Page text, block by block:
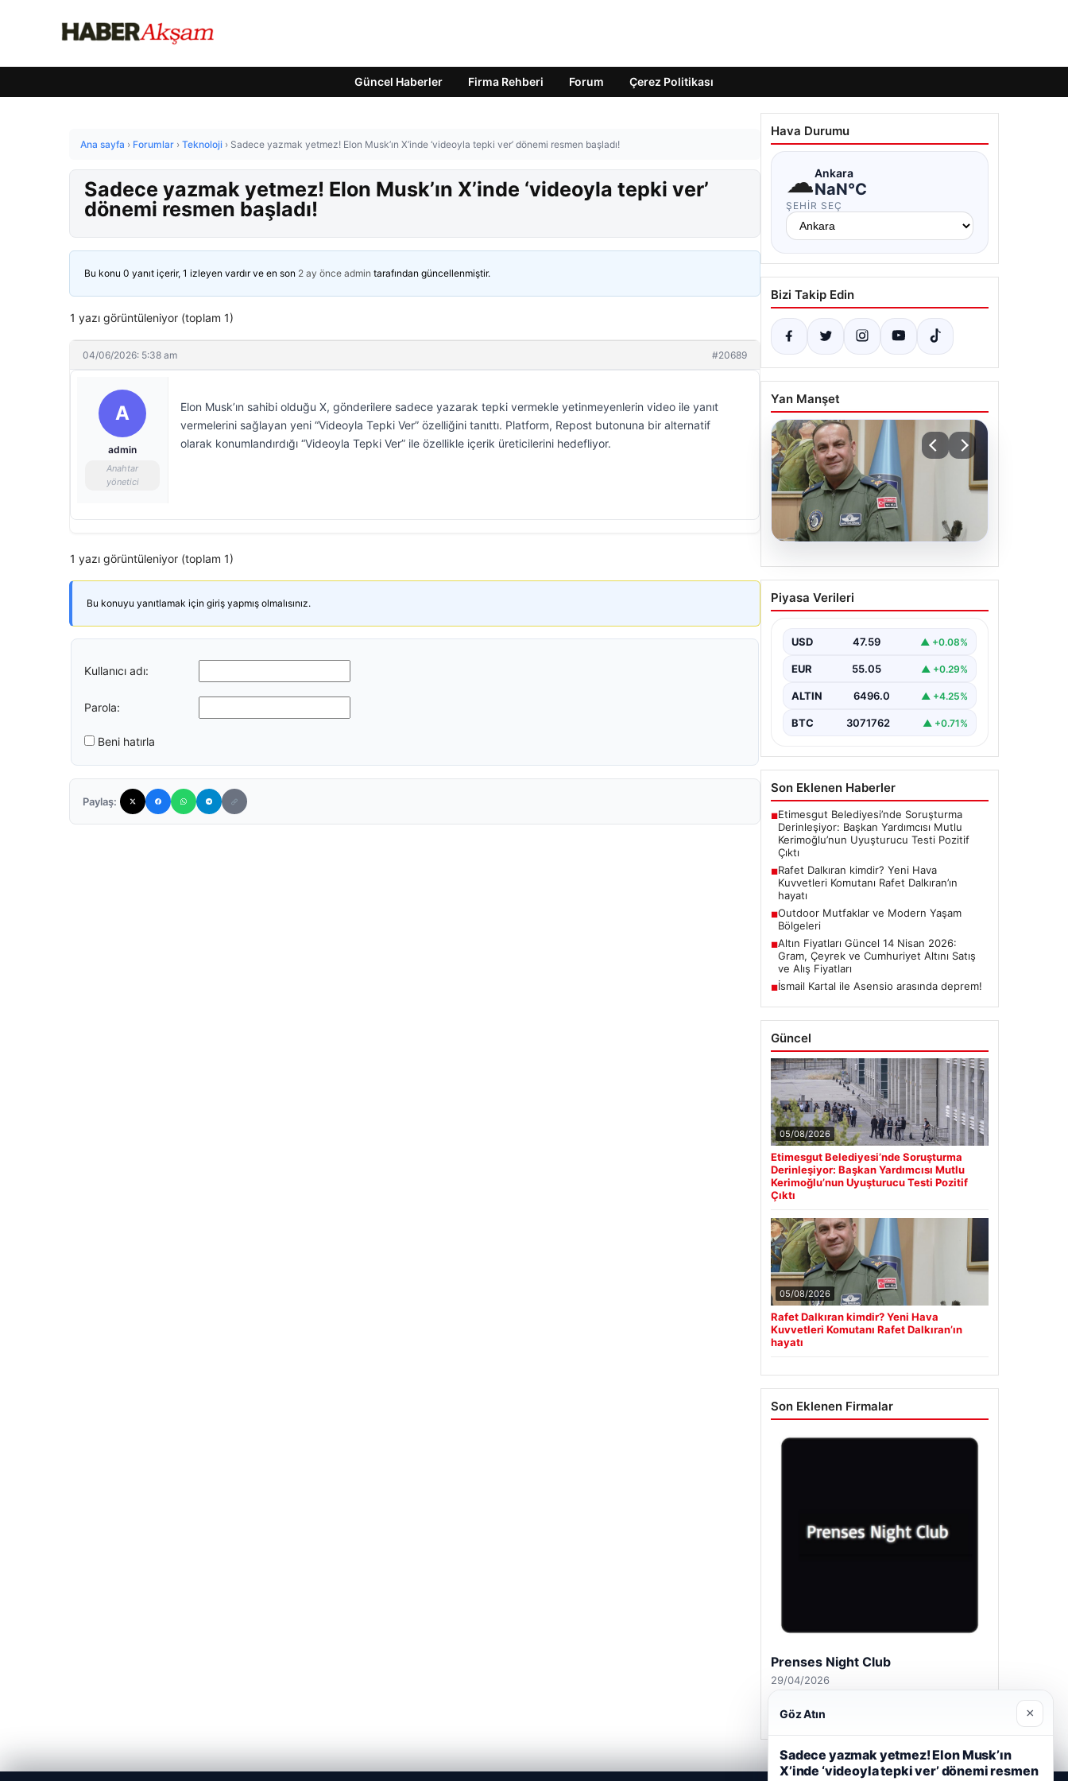
Güncel Haberler Firma Rehberi Forum Çerez Politikası
Ana sayfa › Forumlar › Teknoloji › Sadece yazmak yetmez! Elon Musk’ın X’inde ‘videoyla tepki ver’ dönemi resmen başladı!
Sadece yazmak yetmez! Elon Musk’ın X’inde ‘videoyla tepki ver’
dönemi resmen başladı!
Bu konu 0 yanıt içerir, 1 izleyen vardır ve en son 2 ay önce admin tarafından güncellenmiştir.
1 yazı görüntüleniyor (toplam 1)
04/06/2026: 5:38 am #20689
A
admin
Anahtar
yönetici
Elon Musk’ın sahibi olduğu X, gönderilere sadece yazarak tepki vermekle yetinmeyenlerin video ile yanıt
vermelerini sağlayan yeni “Videoyla Tepki Ver” özelliğini tanıttı. Platform, Repost butonuna bir alternatif
olarak konumlandırdığı “Videoyla Tepki Ver” ile özellikle içerik üreticilerini hedefliyor.
1 yazı görüntüleniyor (toplam 1)
Bu konuyu yanıtlamak için giriş yapmış olmalısınız.
Kullanıcı adı:
Parola:
Beni hatırla
Paylaş:
Hava Durumu
☁Ankara
NaN°C
ŞEHIR SEÇ
Bizi Takip Edin
Yan Manşet
Outdoor Mutfaklar ve
Modern Yaşam Bölgeleri
Doğal hava tasarımı günümüzde
ciddi bir dönüşüm sürdürmektedir.
Özellikle lüks evlerde bulunan ev
sahipleri,…
Piyasa Verileri
Son Eklenen Haberler
Etimesgut Belediyesi’nde Soruşturma
Derinleşiyor: Başkan Yardımcısı Mutlu
Kerimoğlu’nun Uyuşturucu Testi Pozitif
Çıktı
Rafet Dalkıran kimdir? Yeni Hava
Kuvvetleri Komutanı Rafet Dalkıran’ın
hayatı
Outdoor Mutfaklar ve Modern Yaşam
Bölgeleri
Altın Fiyatları Güncel 14 Nisan 2026:
Gram, Çeyrek ve Cumhuriyet Altını Satış
ve Alış Fiyatları
Güncel
05/08/2026
Etimesgut Belediyesi’nde Soruşturma
Derinleşiyor: Başkan Yardımcısı Mutlu
Kerimoğlu’nun Uyuşturucu Testi Pozitif
05/08/2026
Rafet Dalkıran kimdir? Yeni Hava
Kuvvetleri Komutanı Rafet Dalkıran’ın
Son Eklenen Firmalar
Prenses Night Club
Göz Atın ×
Sadece yazmak yetmez! Elon Musk’ın
X’inde ‘videoyla tepki ver’ dönemi resmen